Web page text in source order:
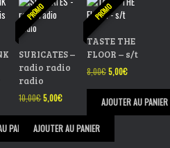
PANIER
PROMO
SURICATES –
radio radio
radio
10,00€Le
était :
10,00€.
5,00€Le
est :
5,00€.
AJOUTER AU PANIER
PROMO
TASTE THE
FLOOR – s/t
8,00€Le
était :
8,00€.
5,00€Le
est :
5,00€.
AJOUTER AU PANIER